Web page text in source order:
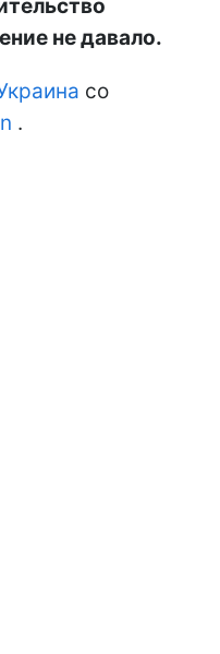
не давало.
со
.